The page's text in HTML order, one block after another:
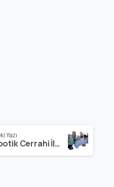
Yazı
Robotik Cerrahi İle Tüplerin Açılması